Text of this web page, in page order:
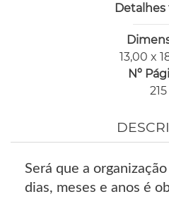
Detalhes
13,00 x
Nº
215
Será que a
dias, meses e anos é